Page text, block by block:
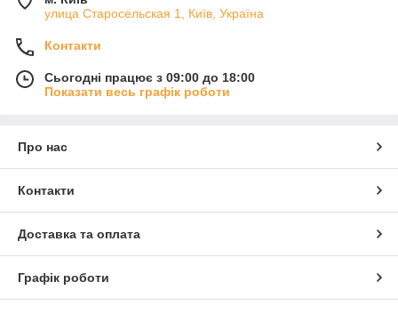
улица Старосельская 1, Київ, Україна
Контакти
Сьогодні працює з 09:00 до 18:00
Показати весь графік роботи
Про нас
Контакти
Доставка та оплата
Графік роботи